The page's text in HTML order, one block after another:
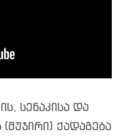
სენაკისა და
ქადაგება